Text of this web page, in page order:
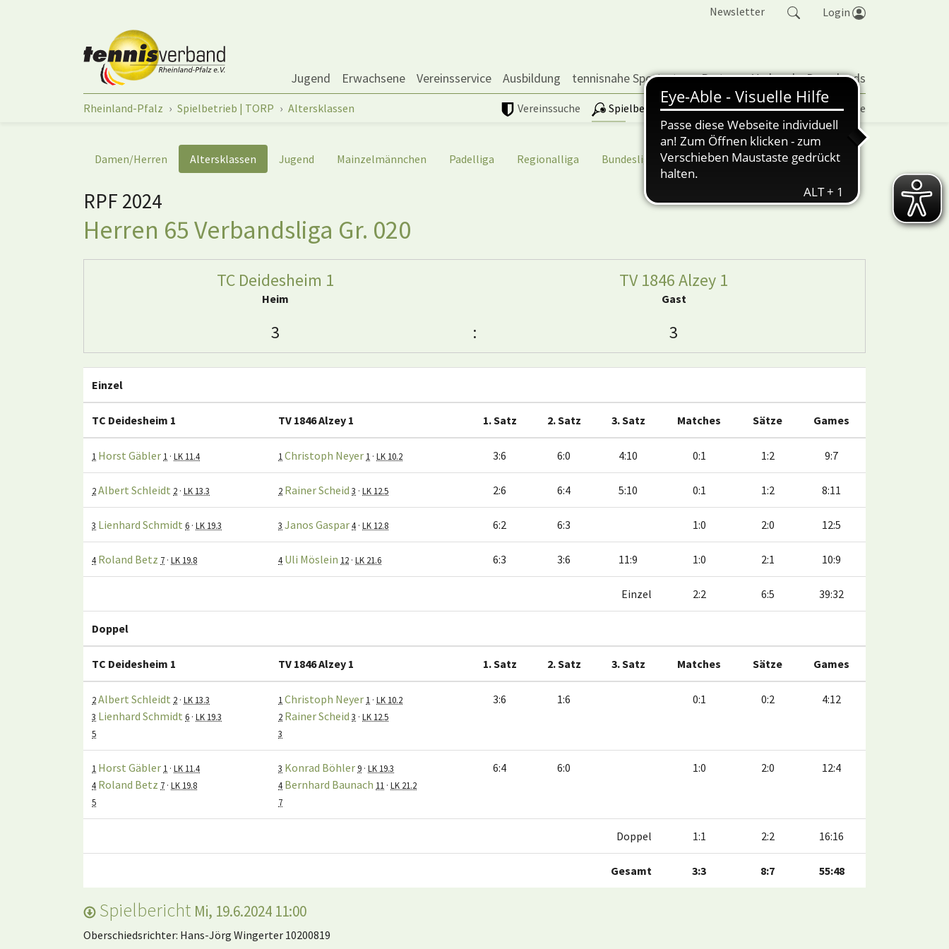
Newsletter Login
Jugend Erwachsene Vereinsservice Ausbildung tennisnahe Sportarten Partner Verband Downloads
Vereinssuche Spielbetrieb | TORP Vereinspokal Turniere
Sie sind hier:
Rheinland-Pfalz Spielbetrieb | TORP Altersklassen
Damen/Herren Altersklassen Jugend Mainzelmännchen Padelliga Regionalliga Bundesliga nuScore
RPF 2024
Herren 65 Verbandsliga Gr. 020
TC Deidesheim 1
Heim
TV 1846 Alzey 1
Gast
3 : 3
Einzel
TC Deidesheim 1 TV 1846 Alzey 1 1. Satz 2. Satz 3. Satz Matches Sätze Games
1 Horst Gäbler 1 · LK 11.4 1 Christoph Neyer 1 · LK 10.2 3:6 6:0 4:10 0:1 1:2 9:7
2Albert Schleidt 2 · LK 13.3 2 Rainer Scheid 3 · LK 12.5 2:6 6:4 5:10 0:1 1:2 8:11
3 Lienhard Schmidt 6 · LK 19.3 3 Janos Gaspar4 · LK 12.8 6:2 6:3 1:0 2:0 12:5
4 Roland Betz 7 · LK 19.8 4 Uli Möslein 12 · LK 21.6 6:3 3:6 11:9 1:0 2:1 10:9
Einzel 2:2 6:5 39:32
Doppel
TC Deidesheim 1 TV 1846 Alzey 1 1. Satz 2. Satz 3. Satz Matches Sätze Games
2Albert Schleidt 2 · LK 13.3
3 Lienhard Schmidt 6 · LK 19.3
5
1 Christoph Neyer 1 · LK 10.2
2 Rainer Scheid 3 · LK 12.5
3
3:6 1:6 0:1 0:2 4:12
1 Horst Gäbler 1 · LK 11.4
4 Roland Betz 7 · LK 19.8
5
3 Konrad Böhler9 · LK 19.3
4 Bernhard Baunach 11 · LK 21.2
7
6:4 6:0 1:0 2:0 12:4
Doppel 1:1 2:2 16:16
Gesamt 3:3 8:7 55:48
Spielbericht Mi, 19.6.2024 11:00
Oberschiedsrichter: Hans-Jörg Wingerter 10200819